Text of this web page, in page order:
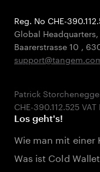
Reg. No CHE-
Global
Baarerstrasse 10 ,
Patrick
Los geht's!
Wie man mit
Was ist Cold